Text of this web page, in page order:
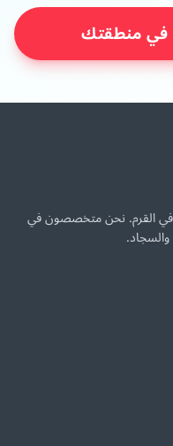
في منطقتك
في القرم. نحن متخصصون في
والسجاد.